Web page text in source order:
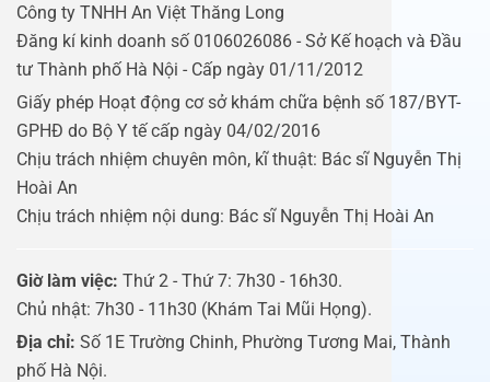
Công ty TNHH An Việt Thăng Long
Đăng kí kinh doanh số 0106026086 - Sở Kế hoạch và Đầu
tư Thành phố Hà Nội - Cấp ngày 01/11/2012
Giấy phép Hoạt động cơ sở khám chữa bệnh số 187/BYT-
GPHĐ do Bộ Y tế cấp ngày 04/02/2016
Chịu trách nhiệm chuyên môn, kĩ thuật: Bác sĩ Nguyễn Thị
Hoài An
Chịu trách nhiệm nội dung: Bác sĩ Nguyễn Thị Hoài An
Giờ làm việc: Thứ 2 - Thứ 7: 7h30 - 16h30.
Chủ nhật: 7h30 - 11h30 (Khám Tai Mũi Họng).
Địa chỉ: Số 1E Trường Chinh, Phường Tương Mai, Thành
phố Hà Nội.